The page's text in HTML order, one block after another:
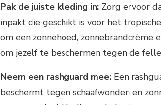
Pak de juiste kleding in: Zorg ervoor
inpakt die geschikt is voor het
om een zonnehoed, zonnebrandcrème
om jezelf te beschermen tegen de
Neem een rashguard mee: Een
beschermt tegen schaafwonden en